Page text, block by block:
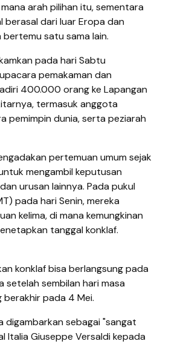
arah pilihan itu, sementara
berasal dari luar Eropa dan
satu sama lain.
pada hari Sabtu
pemakaman dan
400.000 orang ke Lapangan
termasuk anggota
pemimpin dunia, serta peziarah
pertemuan umum sejak
mengambil keputusan
urusan lainnya. Pada pukul
pada hari Senin, mereka
kelima, di mana kemungkinan
tanggal konklaf.
konklaf bisa berlangsung pada
setelah sembilan hari masa
pada 4 Mei.
digambarkan sebagai "sangat
Italia Giuseppe Versaldi kepada